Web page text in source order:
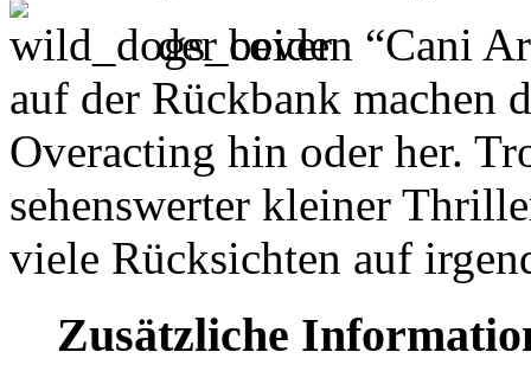
der beiden “Cani
auf der Rückbank machen
Overacting hin oder her.
sehenswerter kleiner
viele Rücksichten auf
Zusätzliche